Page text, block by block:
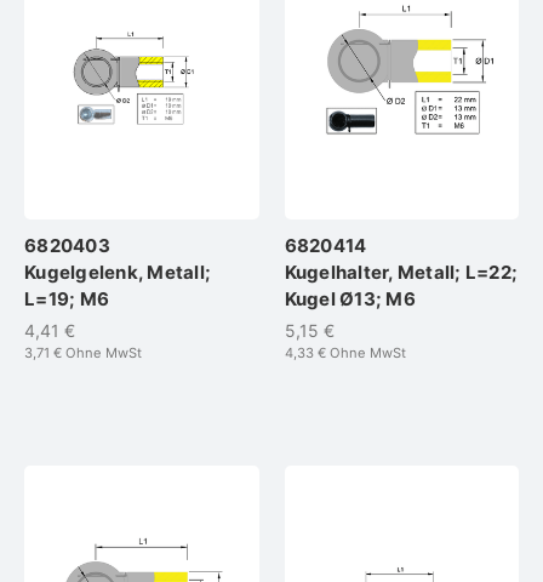
6820403
Kugelgelenk, Metall;
L=19; M6
4,41 €
3,71 € Ohne MwSt
6820414
Kugelhalter, Metall; L=22;
Kugel Ø13; M6
5,15 €
4,33 €Ohne MwSt